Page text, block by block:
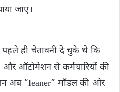
जाए।
ही चेतावनी दे चुके थे कि
और ऑटोमेशन से कर्मचारियों की
अब “leaner” मॉडल की ओर